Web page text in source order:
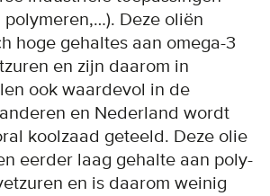
Deze oliën
hoge gehaltes aan omega-3
en zijn daarom in
ook waardevol in de
en Nederland wordt
koolzaad geteeld. Deze olie
eerder laag gehalte aan poly-
en is daarom weinig